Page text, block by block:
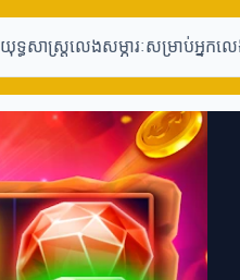
យុទ្ធសាស្ត្រលេងសម្ភារៈសម្រាប់អ្នកល